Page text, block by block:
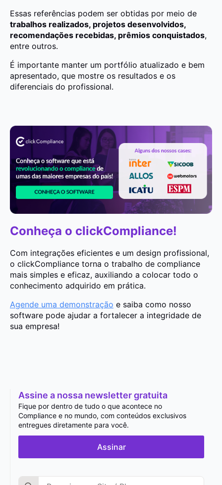
Essas referências podem ser obtidas por meio de
trabalhos realizados, projetos desenvolvidos,
recomendações recebidas, prêmios conquistados,
entre outros.
É importante manter um portfólio atualizado e bem
apresentado, que mostre os resultados e os
diferenciais do profissional.
Conheça o clickCompliance!
Com integrações eficientes e um design profissional,
o clickCompliance torna o trabalho de compliance
mais simples e eficaz, auxiliando a colocar todo o
conhecimento adquirido em prática.
Agende uma demonstração e saiba como nosso
software pode ajudar a fortalecer a integridade de
sua empresa!
Assine a nossa newsletter gratuita
Fique por dentro de tudo o que acontece no
Compliance e no mundo, com conteúdos exclusivos
entregues diretamente para você.
Assinar
Search